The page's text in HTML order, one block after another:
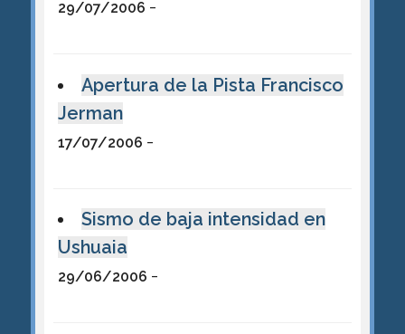
29/07/2006 -
Apertura de la Pista Francisco
Jerman
17/07/2006 -
Sismo de baja intensidad en
Ushuaia
29/06/2006 -